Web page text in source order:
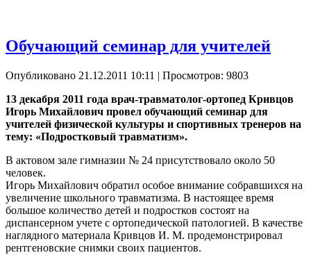
Обучающий семинар для учителей
Опубликовано 21.12.2011 10:11 | Просмотров: 9803
13 декабря 2011 года врач-травматолог-ортопед Кривцов
Игорь Михайлович провел обучающий семинар для
учителей физической культуры и спортивных тренеров на
тему: «Подростковый травматизм».
В актовом зале гимназии № 24 присутствовало около 50
человек.
Игорь Михайлович обратил особое внимание собравшихся на
увеличение школьного травматизма. В настоящее время
большое количество детей и подростков состоят на
диспансерном учете с ортопедической патологией. В качестве
наглядного материала Кривцов И. М. продемонстрировал
рентгеновские снимки своих пациентов.